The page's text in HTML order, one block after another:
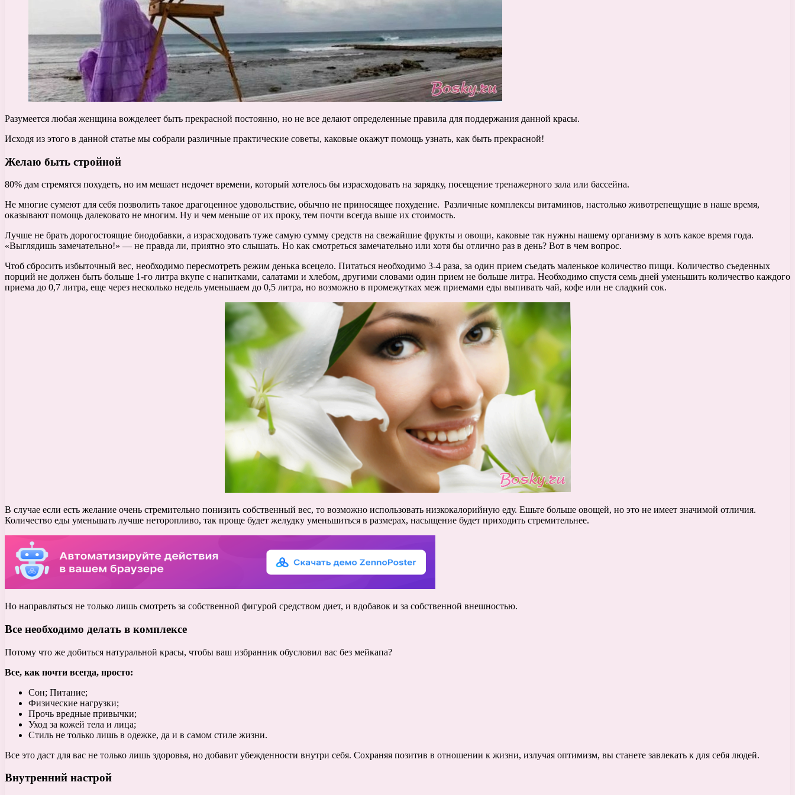
Разумеется любая женщина вожделеет быть прекрасной постоянно, но не все делают определенные правила для поддержания данной красы.
Исходя из этого в данной статье мы собрали различные практические советы, каковые окажут помощь узнать, как быть прекрасной!
Желаю быть стройной
80% дам стремятся похудеть, но им мешает недочет времени, который хотелось бы израсходовать на зарядку, посещение тренажерного зала или бассейна.
Не многие сумеют для себя позволить такое драгоценное удовольствие, обычно не приносящее похудение. Различные комплексы витаминов, настолько животрепещущие в наше время,
оказывают помощь далековато не многим. Ну и чем меньше от их проку, тем почти всегда выше их стоимость.
Лучше не брать дорогостоящие биодобавки, а израсходовать туже самую сумму средств на свежайшие фрукты и овощи, каковые так нужны нашему организму в хоть какое время года.
«Выглядишь замечательно!» — не правда ли, приятно это слышать. Но как смотреться замечательно или хотя бы отлично раз в день? Вот в чем вопрос.
Чтоб сбросить избыточный вес, необходимо пересмотреть режим денька всецело. Питаться необходимо 3-4 раза, за один прием съедать маленькое количество пищи. Количество съеденных
порций не должен быть больше 1-го литра вкупе с напитками, салатами и хлебом, другими словами один прием не больше литра. Необходимо спустя семь дней уменьшить количество каждого
приема до 0,7 литра, еще через несколько недель уменьшаем до 0,5 литра, но возможно в промежутках меж приемами еды выпивать чай, кофе или не сладкий сок.
В случае если есть желание очень стремительно понизить собственный вес, то возможно использовать низкокалорийную еду. Ешьте больше овощей, но это не имеет значимой отличия.
Количество еды уменьшать лучше неторопливо, так проще будет желудку уменьшиться в размерах, насыщение будет приходить стремительнее.
Но направляться не только лишь смотреть за собственной фигурой средством диет, и вдобавок и за собственной внешностью.
Все необходимо делать в комплексе
Потому что же добиться натуральной красы, чтобы ваш избранник обусловил вас без мейкапа?
Все, как почти всегда, просто:
Сон; Питание;
Физические нагрузки;
Прочь вредные привычки;
Уход за кожей тела и лица;
Стиль не только лишь в одежке, да и в самом стиле жизни.
Все это даст для вас не только лишь здоровья, но добавит убежденности внутри себя. Сохраняя позитив в отношении к жизни, излучая оптимизм, вы станете завлекать к для себя людей.
Внутренний настрой